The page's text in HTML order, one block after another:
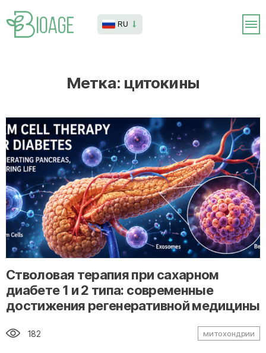
RU
Метка: цитокины
" alt="loading" class="img-responsive"/>
Стволовая терапия при сахарном
диабете 1 и 2 типа: современные
достижения регенеративной медицины
182 митохондрии